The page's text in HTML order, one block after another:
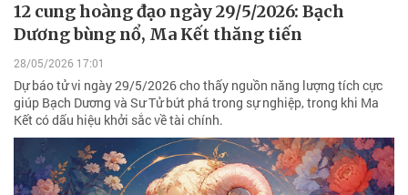
12 cung hoàng đạo ngày 29/5/2026: Bạch
Dương bùng nổ, Ma Kết thăng tiến
28/05/2026 17:01
Dự báo tử vi ngày 29/5/2026 cho thấy nguồn năng lượng tích cực
giúp Bạch Dương và Sư Tử bứt phá trong sự nghiệp, trong khi Ma
Kết có dấu hiệu khởi sắc về tài chính.